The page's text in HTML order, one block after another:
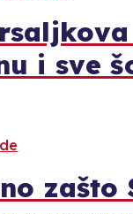
i sve
zašto